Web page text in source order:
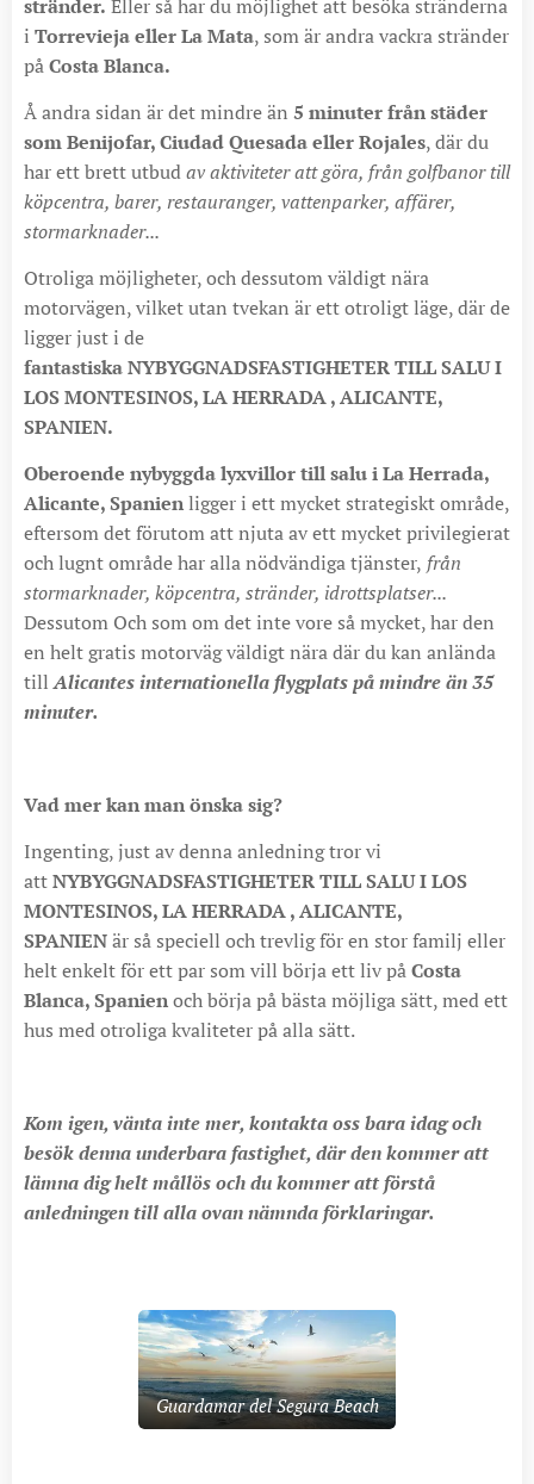
stränder. Eller så har du möjlighet att besöka stränderna
i Torrevieja eller La Mata, som är andra vackra stränder
påCosta Blanca.
Å andra sidan är det mindre än 5 minuter från städer
som Benijofar, Ciudad Quesada eller Rojales, där du
har ett brett utbudav aktiviteter att göra, från golfbanor till
köpcentra, barer, restauranger, vattenparker, affärer,
stormarknader...
Otroliga möjligheter, och dessutom väldigt nära
motorvägen, vilket utan tvekan är ett otroligt läge, där de
ligger just i de
fantastiskaNYBYGGNADSFASTIGHETER TILL SALU I
LOS MONTESINOS, LA HERRADA , ALICANTE,
SPANIEN.
Oberoende nybyggda lyxvillor till salu i La Herrada,
Alicante, Spanienligger i ett mycket strategiskt område,
eftersom det förutom att njuta av ett mycket privilegierat
och lugnt område har alla nödvändiga tjänster, från
stormarknader, köpcentra, stränder, idrottsplatser...
Dessutom Och som om det inte vore så mycket, har den
en helt gratis motorväg väldigt nära där du kan anlända
tillAlicantes internationella flygplats på mindre än 35
minuter.
Vad mer kan man önska sig?
Ingenting, just av denna anledning tror vi
attNYBYGGNADSFASTIGHETER TILL SALU I LOS
MONTESINOS, LA HERRADA , ALICANTE,
SPANIENär så speciell och trevlig för en stor familj eller
helt enkelt för ett par som vill börja ett liv påCosta
Blanca, Spanienoch börja på bästa möjliga sätt, med ett
hus med otroliga kvaliteter på alla sätt.
Kom igen, vänta inte mer, kontakta oss bara idag och
besök denna underbara fastighet, där den kommer att
lämna dig helt mållös och du kommer att förstå
anledningen till alla ovan nämnda förklaringar.
Guardamar del Segura Beach